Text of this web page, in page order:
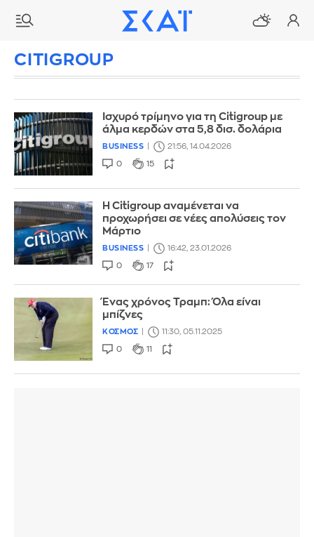
CITIGROUP
Ισχυρό τρίμηνο για τη Citigroup με
άλμα κερδών στα 5,8 δισ. δολάρια
BUSINESS 21:56, 14.04.2026
0 15
Η Citigroup αναμένεται να
προχωρήσει σε νέες απολύσεις τον
Μάρτιο
BUSINESS 16:42, 23.01.2026
0 17
Ένας χρόνος Τραμπ: Όλα είναι
μπίζνες
ΚΟΣΜΟΣ 11:30, 05.11.2025
0 11